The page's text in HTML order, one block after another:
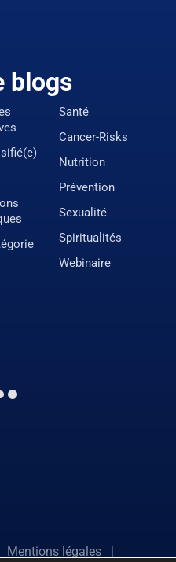
blogs
Santé
Cancer-Risks
Nutrition
Prévention
Sexualité
Spiritualités
Webinaire
Mentions légales